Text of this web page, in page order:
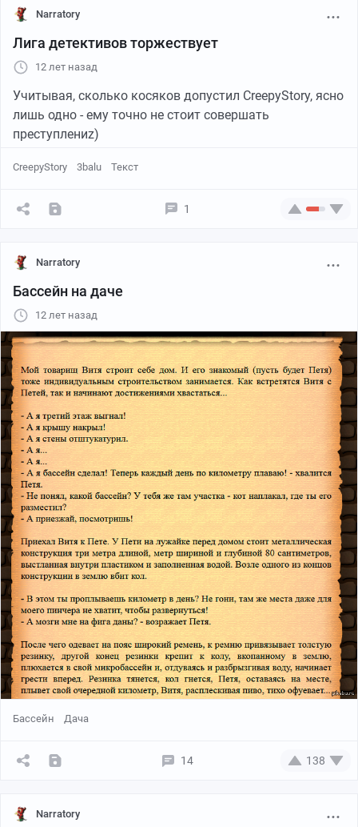
Narratory
Лига детективов торжествует
12 лет назад
Учитывая, сколько косяков допустил CreepyStory, ясно
лишь одно - ему точно не стоит совершать
преступлениz)
CreepyStory 3balu Текст
1
Narratory
Бассейн на даче
12 лет назад
Бассейн Дача
14 138
Narratory